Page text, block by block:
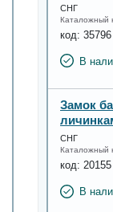
СНГ
Каталожный
код: 35796
В
Замок
СНГ
Каталожный
код: 20155
В